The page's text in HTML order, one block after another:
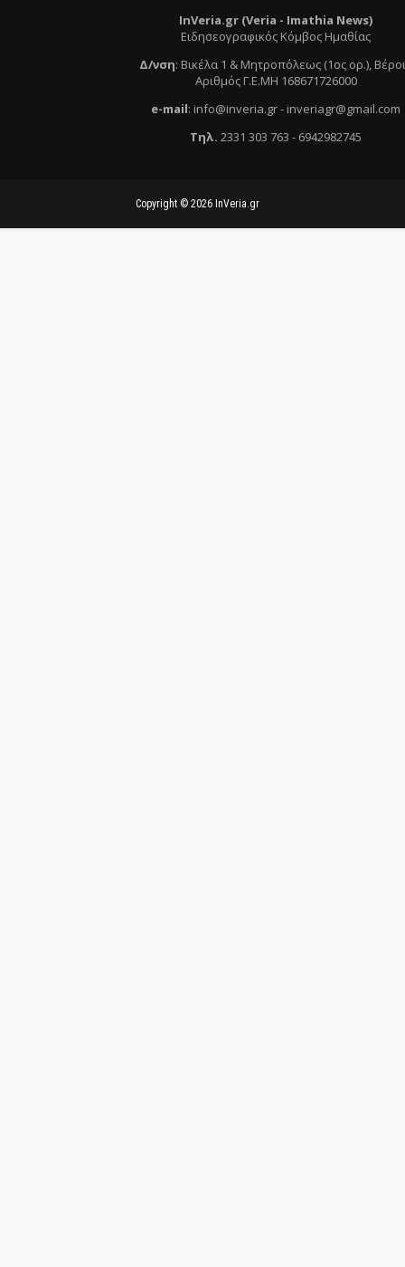
InVeria.gr (Veria - Ιmathia News)
Ειδησεογραφικός Κόμβος Ημαθίας
Δ/νση: Βικέλα 1 & Μητροπόλεως (1ος ορ.),
Αριθμός Γ.Ε.ΜΗ 168671726000
e-mail: info@inveria.gr- inveriagr@gmail.com
Τηλ. 2331 303 763 - 6942982745
Copyright © 2026 InVeria.gr